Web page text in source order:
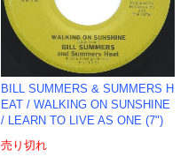
BILL SUMMERS & SUMMERS H
EAT ‎/ WALKING ON SUNSHINE
/ LEARN TO LIVE AS ONE (7")
売り切れ